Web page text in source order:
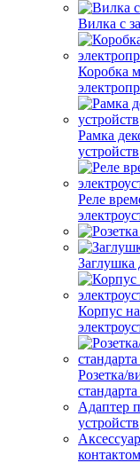
Вилка с
Коробка
Рамка
устройств
Реле
Заглушка
Корпус
Розетка/
Адаптер
устройств